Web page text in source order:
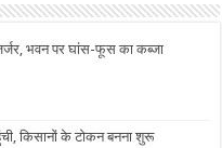
भवन पर घांस-फूस का कब्जा
किसानों के टोकन बनना शुरू